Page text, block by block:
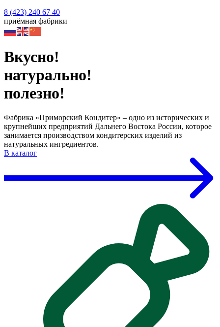
8 (423) 240 67 40
приёмная фабрики
Вкусно!
натурально!
полезно!
Фабрика «Приморский Кондитер» – одно из исторических и
крупнейших предприятий Дальнего Востока России, которое
занимается производством кондитерских изделий из
натуральных ингредиентов.
В каталог